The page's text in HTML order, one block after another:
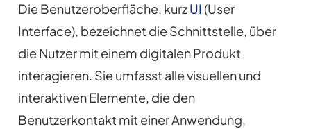
Die Benutzeroberfläche, kurzUI (User
Interface), bezeichnet die Schnittstelle, über
die Nutzer mit einem digitalen Produkt
interagieren. Sie umfasst alle visuellen und
interaktiven Elemente, die den
Benutzerkontakt mit einer Anwendung,